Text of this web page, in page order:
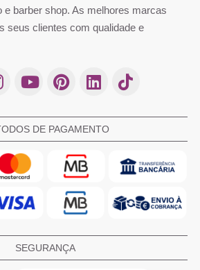
e barber shop. As melhores marcas
seus clientes com qualidade e
DE PAGAMENTO
SEGURANÇA